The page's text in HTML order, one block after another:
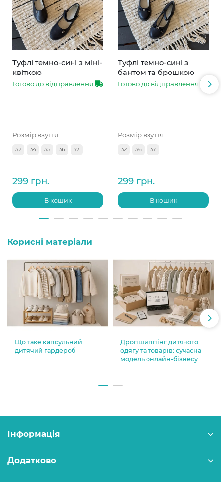
Туфлі темно-сині з міні-
квіткою
Готово до відправлення
Розмір взуття
32 34 35 36 37
299 грн.
В кошик
Туфлі темно-сині з
бантом та брошкою
Готово до відправлення
Розмір взуття
32 36 37
299 грн.
В кошик
Корисні матеріали
Що таке капсульний
дитячий гардероб
Дропшиппінг дитячого
одягу та товарів: сучасна
модель онлайн-бізнесу
Інформація
Додатково